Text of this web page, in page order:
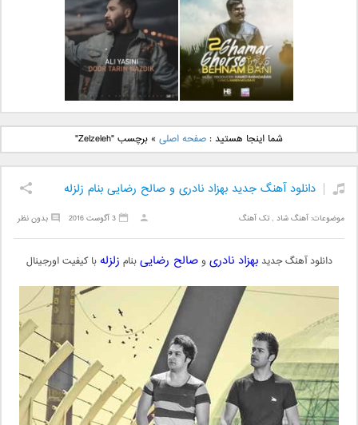
دانلود آهنگ جدید مهدی
یراحی بنام اسرار
دانلود آهنگ جدید فرزاد
فرزین بنام آتیش
دانلود آهنگ جدید بهنام
بانی بنام قرص قمر 2
دانلود آهنگ جدید علی
یاسینی بنام دورترین نزدیک
شما اینجا هستید :صفحه اصلی »برچسب "Zelzeleh"
دانلود آهنگ جدید بهزاد نادری و صالح رضایی بنام زلزله
موضوعات:آهنگ شاد ,تک آهنگ بدون نظر 3 آگوست 2016
دانلود آهنگ جدیدبهزاد نادری وصالح رضاییبنام زلزلهبا کیفیت اورجینال